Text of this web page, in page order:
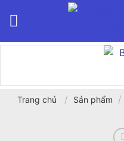
Trang chủ / Sản phẩm /